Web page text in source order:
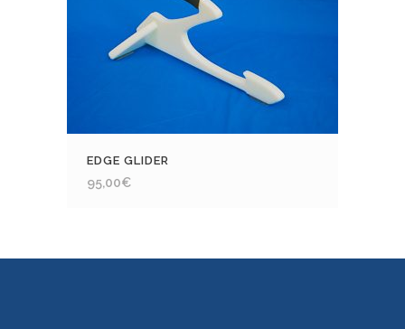
EDGE GLIDER
95,00€